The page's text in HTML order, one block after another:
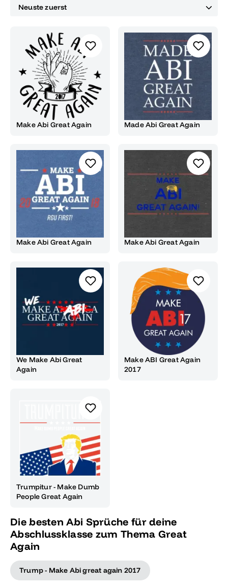
Make Abi Great Again Made Abi Great Again
Make Abi Great Again Make Abi Great Again
We Make Abi Great
Again
Make ABI Great Again
2017
Trumpitur - Make Dumb
People Great Again
Die besten Abi Sprüche für deine
Abschlussklasse zum Thema Great
Again
Trump - Make Abi great again 2017